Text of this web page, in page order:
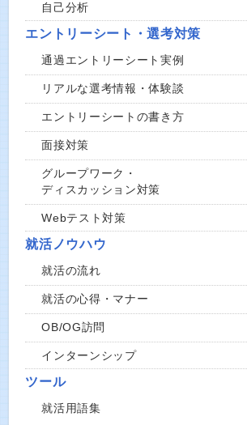
自己分析
エントリーシート・選考対策
通過エントリーシート実例
リアルな選考情報・体験談
エントリーシートの書き方
面接対策
グループワーク・
ディスカッション対策
Webテスト対策
就活ノウハウ
就活の流れ
就活の心得・マナー
OB/OG訪問
インターンシップ
ツール
就活用語集